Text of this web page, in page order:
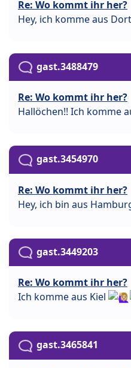
Re: Wo kommt ihr her?
Hey, ich komme aus
gast.3488479
Re: Wo kommt ihr her?
Hallöchen!! Ich komme
gast.3454970
Re: Wo kommt ihr her?
Hey, ich bin aus
gast.3449203
Re: Wo kommt ihr her?
Ich komme aus Kiel
gast.3465841